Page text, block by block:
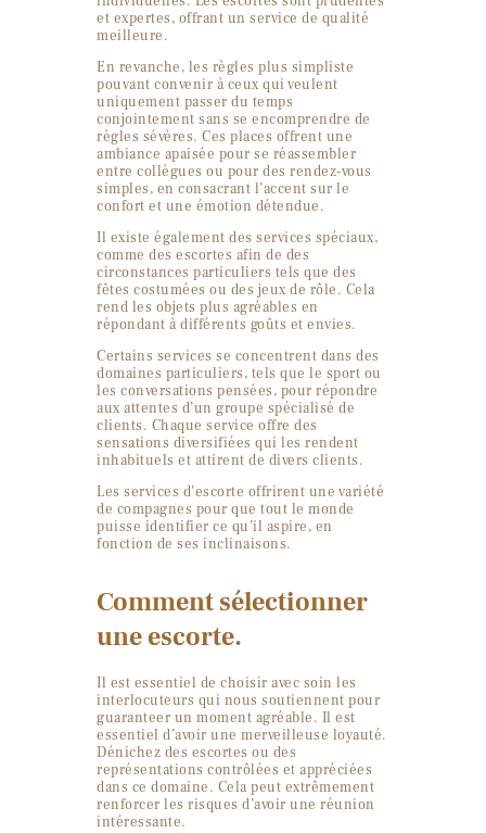
et expertes, offrant un service de qualité
meilleure.
En revanche, les règles plus simpliste
pouvant convenir à ceux qui veulent
uniquement passer du temps
conjointement sans se encomprendre de
règles sévères. Ces places offrent une
ambiance apaisée pour se réassembler
entre collègues ou pour des rendez-vous
simples, en consacrant l’accent sur le
confort et une émotion détendue.
Il existe également des services spéciaux,
comme des escortes afin de des
circonstances particuliers tels que des
fêtes costumées ou des jeux de rôle. Cela
rend les objets plus agréables en
répondant à différents goûts et envies.
Certains services se concentrent dans des
domaines particuliers, tels que le sport ou
les conversations pensées, pour répondre
aux attentes d’un groupe spécialisé de
clients. Chaque service offre des
sensations diversifiées qui les rendent
inhabituels et attirent de divers clients.
Les services d’escorte offrirent une variété
de compagnes pour que tout le monde
puisse identifier ce qu’il aspire, en
fonction de ses inclinaisons.
Comment sélectionner
une escorte.
Il est essentiel de choisir avec soin les
interlocuteurs qui nous soutiennent pour
guaranteer un moment agréable. Il est
essentiel d’avoir une merveilleuse loyauté.
Dénichez des escortes ou des
représentations contrôlées et appréciées
dans ce domaine. Cela peut extrêmement
renforcer les risques d’avoir une réunion
intéressante.